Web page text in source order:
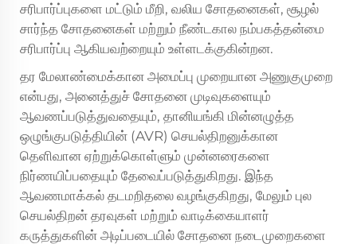
சரிபார்ப்புகளை மட்டும் மீறி, வலிய சோதனைகள், சூழல்
சார்ந்த சோதனைகள் மற்றும் நீண்டகால நம்பகத்தன்மை
சரிபார்ப்பு ஆகியவற்றையும் உள்ளடக்குகின்றன.
தர மேலாண்மைக்கான அமைப்பு முறையான அணுகுமுறை
என்பது, அனைத்துச் சோதனை முடிவுகளையும்
ஆவணப்படுத்துவதையும், தானியங்கி மின்னழுத்த
ஒழுங்குபடுத்தியின் (AVR) செயல்திறனுக்கான
தெளிவான ஏற்றுக்கொள்ளும் முன்னரைகளை
நிர்ணயிப்பதையும் தேவைப்படுத்துகிறது. இந்த
ஆவணமாக்கல் தடமறிதலை வழங்குகிறது, மேலும் புல
செயல்திறன் தரவுகள் மற்றும் வாடிக்கையாளர்
கருத்துகளின் அடிப்படையில் சோதனை நடைமுறைகளை